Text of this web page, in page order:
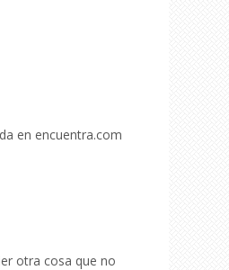
en encuentra.com
otra cosa que no